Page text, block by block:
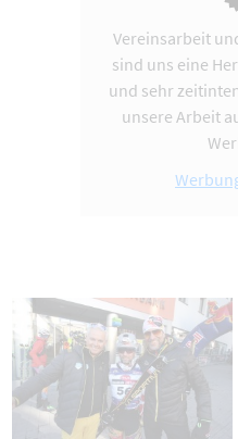
Vereinsarbeit
sind uns eine
und sehr
unsere Arbeit